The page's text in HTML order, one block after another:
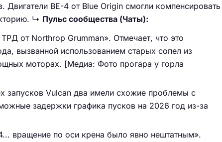
BE-4 от Blue Origin смогли компенсировать
↳ Пульс сообщества (Чаты):
от Northrop Grumman». Отмечает, что это
вызванной использованием старых сопел из
моторах. [Медиа: Фото прогара у горла
запусков Vulcan два имели схожие проблемы с
задержки графика пусков на 2026 год из-за
вращение по оси крена было явно нештатным».